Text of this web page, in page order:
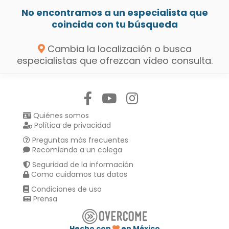
No encontramos a un especialista que
coincida con tu búsqueda
Cambia la localización o busca
especialistas que ofrezcan vídeo consulta.
Quiénes somos
Política de privacidad
Preguntas más frecuentes
Recomienda a un colega
Seguridad de la información
Como cuidamos tus datos
Condiciones de uso
Prensa